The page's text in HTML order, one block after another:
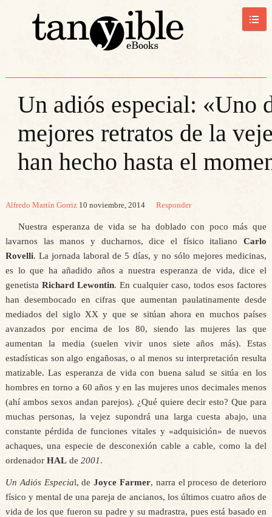
Un adiós especial: «Uno
mejores retratos de la
han hecho hasta el
Alfredo Martín Gorriz 10 noviembre, 2014 Responder
Nuestra esperanza de vida se ha doblado con poco más que
lavarnos las manos y ducharnos, dice el físico italianoCarlo
Rovelli. La jornada laboral de 5 días, y no sólo mejores medicinas,
es lo que ha añadido años a nuestra esperanza de vida, dice el
genetista Richard Lewontin. En cualquier caso, todos esos factores
han desembocado en cifras que aumentan paulatinamente desde
mediados del siglo XX y que se sitúan ahora en muchos países
avanzados por encima de los 80, siendo las mujeres las que
aumentan la media (suelen vivir unos siete años más). Estas
estadísticas son algo engañosas, o al menos su interpretación resulta
matizable. Las esperanza de vida con buena salud se sitúa en los
hombres en torno a 60 años y en las mujeres unos decimales menos
(ahí ambos sexos andan parejos). ¿Qué quiere decir esto? Que para
muchas personas, la vejez supondrá una larga cuesta abajo, una
constante pérdida de funciones vitales y «adquisición» de nuevos
achaques, una especie de desconexión cable a cable, como la del
ordenador HALde 2001.
Un Adiós Especial, deJoyce Farmer, narra el proceso de deterioro
físico y mental de una pareja de ancianos, los últimos cuatro años de
vida de los que fueron su padre y su madrastra, pues está basado en